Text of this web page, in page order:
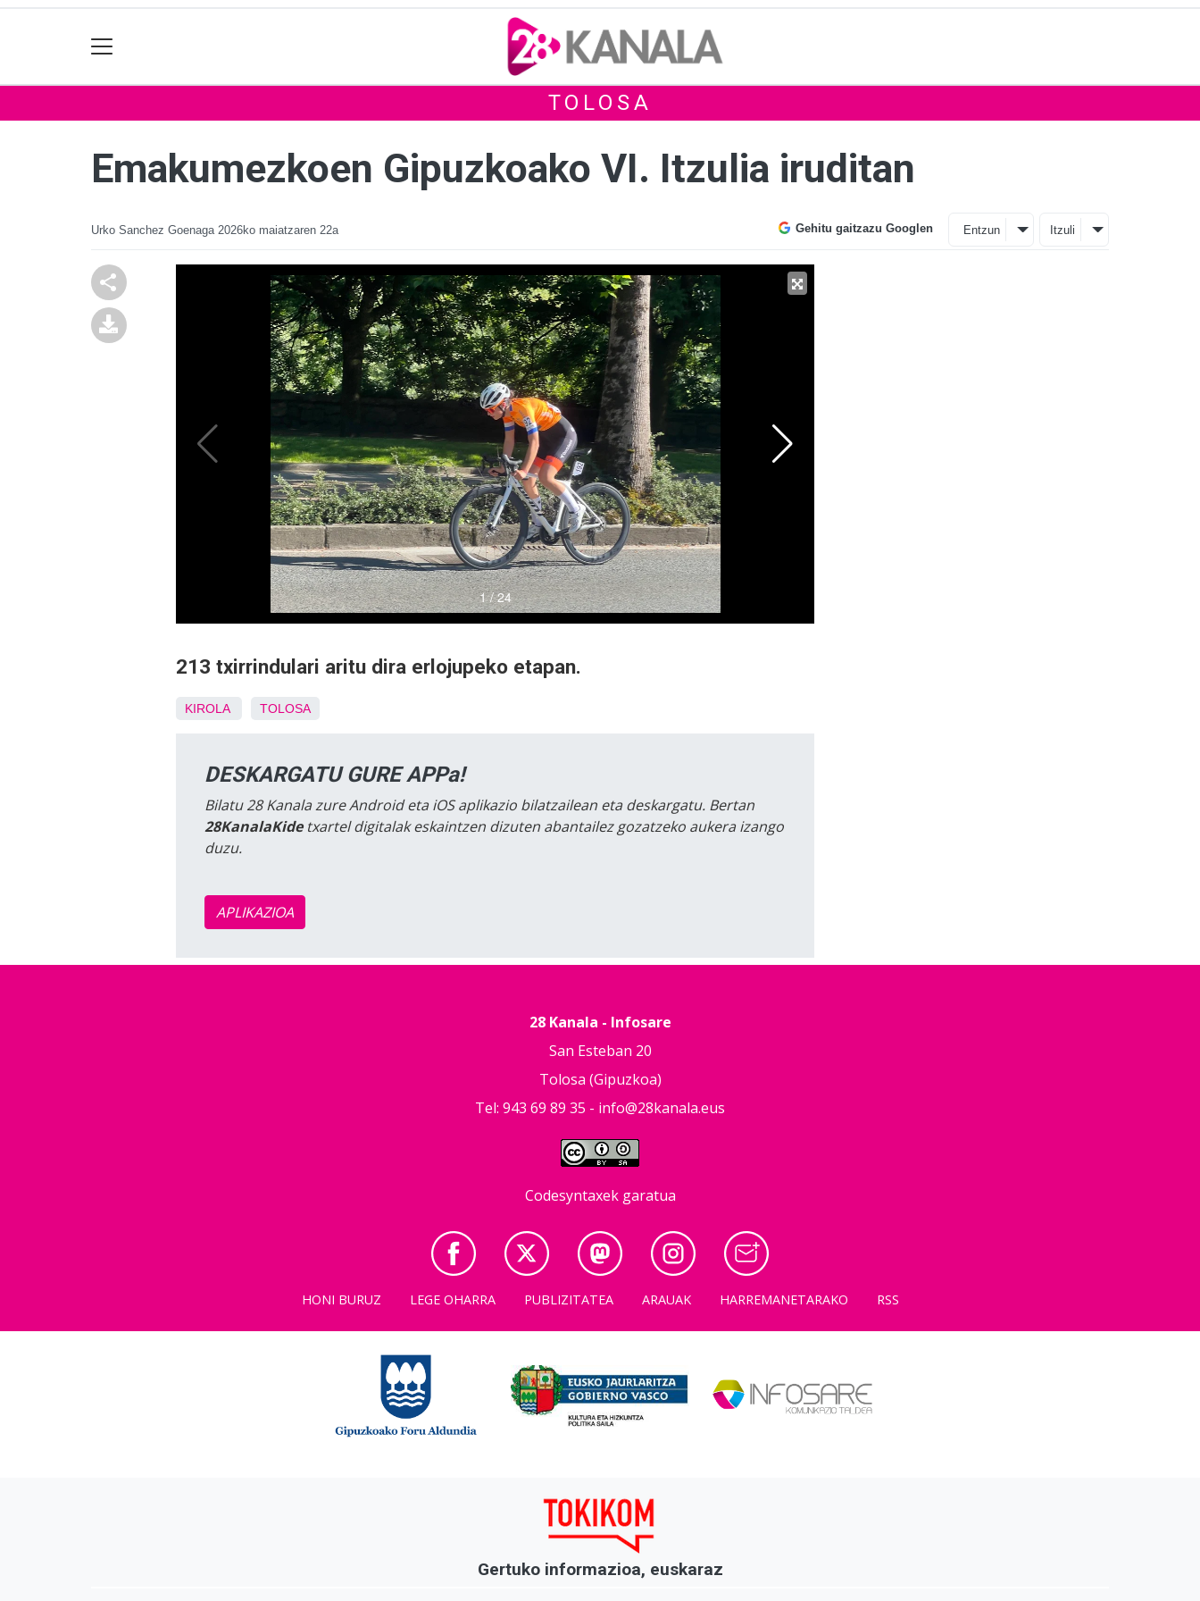
TOLOSA
Emakumezkoen Gipuzkoako VI. Itzulia iruditan
Urko Sanchez Goenaga 2026ko maiatzaren 22a Gehitu gaitzazu Googlen Entzun Itzuli
213 txirrindulari aritu dira erlojupeko etapan.
KIROLA TOLOSA
DESKARGATU GURE APPa!
Bilatu 28 Kanala zure Android eta iOS aplikazio bilatzailean eta deskargatu. Bertan
28KanalaKidetxartel digitalak eskaintzen dizuten abantailez gozatzeko aukera izango
duzu.
APLIKAZIOA
28 Kanala - Infosare
San Esteban 20
Tolosa (Gipuzkoa)
Tel: 943 69 89 35 - info@28kanala.eus
Codesyntaxek garatua
HONI BURUZ LEGE OHARRA PUBLIZITATEA ARAUAK HARREMANETARAKO RSS
Gertuko informazioa, euskaraz